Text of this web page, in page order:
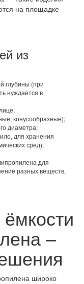
на площадке
из
глубины (при
нуждается в
конусообразные);
диаметра;
для хранения
сред);
для
разных веществ,
–
широко